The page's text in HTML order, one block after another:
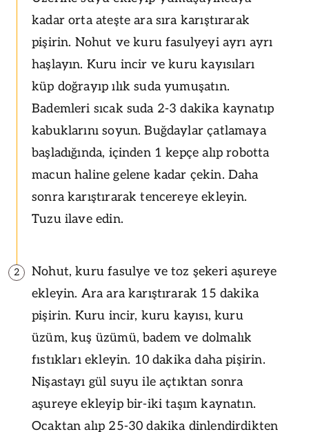
kadar orta ateşte ara sıra karıştırarak
pişirin. Nohut ve kuru fasulyeyi ayrı ayrı
haşlayın. Kuru incir ve kuru kayısıları
küp doğrayıp ılık suda yumuşatın.
Bademleri sıcak suda 2-3 dakika kaynatıp
kabuklarını soyun. Buğdaylar çatlamaya
başladığında, içinden 1 kepçe alıp robotta
macun haline gelene kadar çekin. Daha
sonra karıştırarak tencereye ekleyin.
Tuzu ilave edin.
2
Nohut, kuru fasulye ve toz şekeri aşureye
ekleyin. Ara ara karıştırarak 15 dakika
pişirin. Kuru incir, kuru kayısı, kuru
üzüm, kuş üzümü, badem ve dolmalık
fıstıkları ekleyin. 10 dakika daha pişirin.
Nişastayı gül suyu ile açtıktan sonra
aşureye ekleyip bir-iki taşım kaynatın.
Ocaktan alıp 25-30 dakika dinlendirdikten